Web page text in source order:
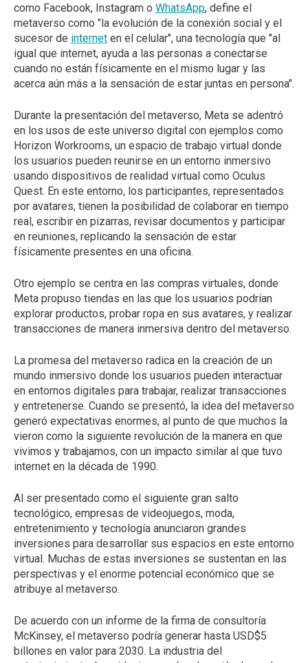
como Facebook, Instagram o WhatsApp, define el
metaverso como "la evolución de la conexión social y el
sucesor de internet en el celular", una tecnología que "al
igual que internet, ayuda a las personas a conectarse
cuando no están físicamente en el mismo lugar y las
acerca aún más a la sensación de estar juntas en persona".
Durante la presentación del metaverso, Meta se adentró
en los usos de este universo digital con ejemplos como
Horizon Workrooms, un espacio de trabajo virtual donde
los usuarios pueden reunirse en un entorno inmersivo
usando dispositivos de realidad virtual como Oculus
Quest. En este entorno, los participantes, representados
por avatares, tienen la posibilidad de colaborar en tiempo
real, escribir en pizarras, revisar documentos y participar
en reuniones, replicando la sensación de estar
físicamente presentes en una oficina.
Otro ejemplo se centra en las compras virtuales, donde
Meta propuso tiendas en las que los usuarios podrían
explorar productos, probar ropa en sus avatares, y realizar
transacciones de manera inmersiva dentro del metaverso.
La promesa del metaverso radica en la creación de un
mundo inmersivo donde los usuarios pueden interactuar
en entornos digitales para trabajar, realizar transacciones
y entretenerse. Cuando se presentó, la idea del metaverso
generó expectativas enormes, al punto de que muchos la
vieron como la siguiente revolución de la manera en que
vivimos y trabajamos, con un impacto similar al que tuvo
internet en la década de 1990.
Al ser presentado como el siguiente gran salto
tecnológico, empresas de videojuegos, moda,
entretenimiento y tecnología anunciaron grandes
inversiones para desarrollar sus espacios en este entorno
virtual. Muchas de estas inversiones se sustentan en las
perspectivas y el enorme potencial económico que se
atribuye al metaverso.
De acuerdo con un informe de la firma de consultoría
McKinsey, el metaverso podría generar hasta USD$5
billones en valor para 2030. La industria del